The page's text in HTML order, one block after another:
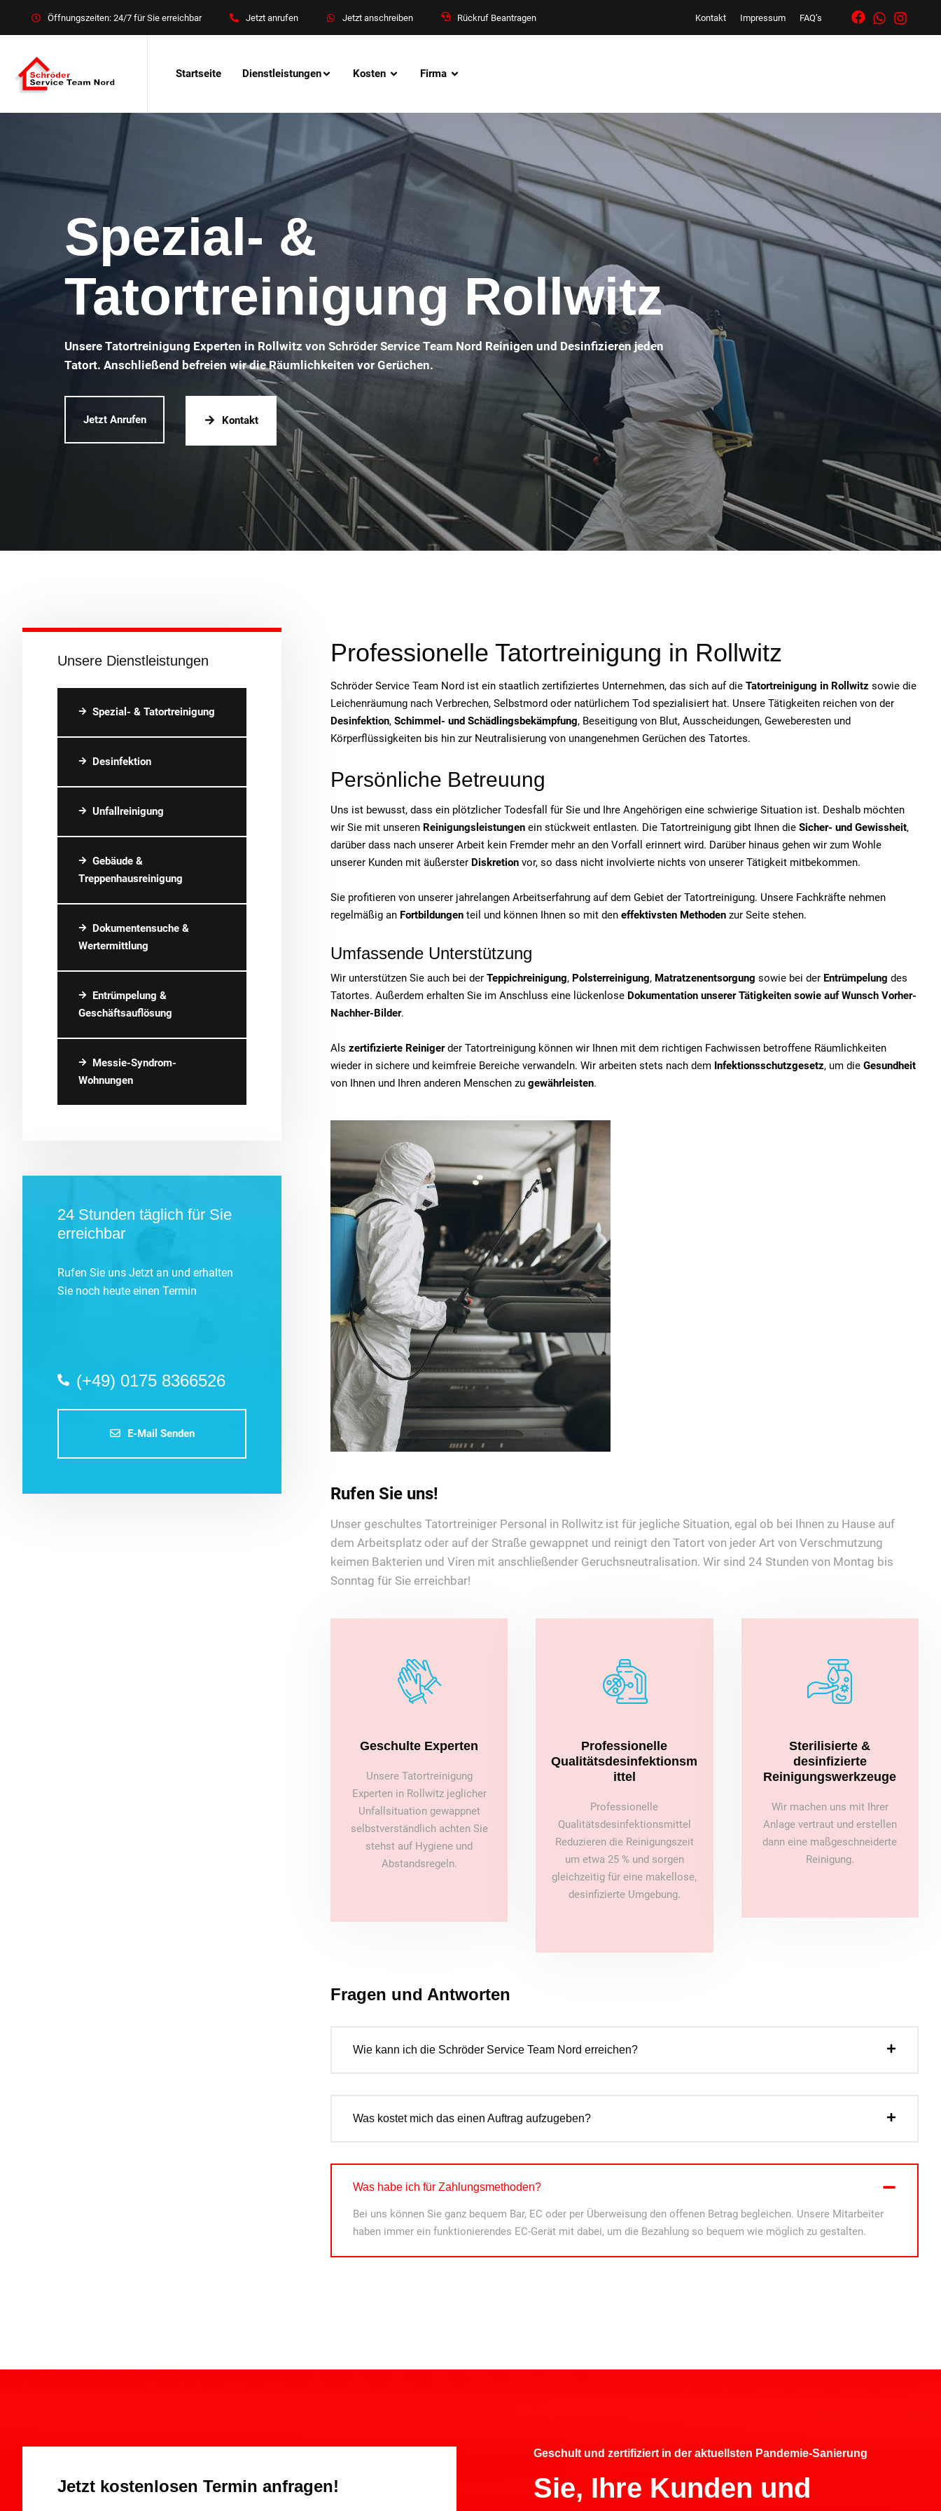
Öffnungszeiten: 24/7 für Sie erreichbar Jetzt anrufen Jetzt anschreiben Rückruf Beantragen Kontakt Impressum FAQ’s
Startseite Dienstleistungen Kosten Firma
Spezial- &
Tatortreinigung Rollwitz
Unsere Tatortreinigung Experten in Rollwitz von Schröder Service Team Nord Reinigen und Desinfizieren jeden
Tatort. Anschließend befreien wir die Räumlichkeiten vor Gerüchen.
Jetzt Anrufen Kontakt
Unsere Dienstleistungen
Spezial- & Tatortreinigung
Desinfektion
Unfallreinigung
Gebäude &
Treppenhausreinigung
Dokumentensuche &
Wertermittlung
Entrümpelung &
Geschäftsauflösung
Messie-Syndrom-
Wohnungen
24 Stunden täglich für Sie
erreichbar
Rufen Sie uns Jetzt an und erhalten
Sie noch heute einen Termin
(+49) 0175 8366526
E-Mail Senden
Professionelle Tatortreinigung in Rollwitz
Schröder Service Team Nord ist ein staatlich zertifiziertes Unternehmen, das sich auf die Tatortreinigung in Rollwitz sowie die
Leichenräumung nach Verbrechen, Selbstmord oder natürlichem Tod spezialisiert hat. Unsere Tätigkeiten reichen von der
Desinfektion, Schimmel- und Schädlingsbekämpfung, Beseitigung von Blut, Ausscheidungen, Geweberesten und
Körperflüssigkeiten bis hin zur Neutralisierung von unangenehmen Gerüchen des Tatortes.
Persönliche Betreuung
Uns ist bewusst, dass ein plötzlicher Todesfall für Sie und Ihre Angehörigen eine schwierige Situation ist. Deshalb möchten
wir Sie mit unseren Reinigungsleistungen ein stückweit entlasten. Die Tatortreinigung gibt Ihnen die Sicher- und Gewissheit,
darüber dass nach unserer Arbeit kein Fremder mehr an den Vorfall erinnert wird. Darüber hinaus gehen wir zum Wohle
unserer Kunden mit äußerster Diskretion vor, so dass nicht involvierte nichts von unserer Tätigkeit mitbekommen.
Sie profitieren von unserer jahrelangen Arbeitserfahrung auf dem Gebiet der Tatortreinigung. Unsere Fachkräfte nehmen
regelmäßig an Fortbildungen teil und können Ihnen so mit den effektivsten Methoden zur Seite stehen.
Umfassende Unterstützung
Wir unterstützen Sie auch bei der Teppichreinigung, Polsterreinigung, Matratzenentsorgung sowie bei der Entrümpelung des
Tatortes. Außerdem erhalten Sie im Anschluss eine lückenlose Dokumentation unserer Tätigkeiten sowie auf Wunsch Vorher-
Nachher-Bilder.
Als zertifizierte Reinigerder Tatortreinigung können wir Ihnen mit dem richtigen Fachwissen betroffene Räumlichkeiten
wieder in sichere und keimfreie Bereiche verwandeln. Wir arbeiten stets nach dem Infektionsschutzgesetz, um die Gesundheit
von Ihnen und Ihren anderen Menschen zu gewährleisten.
Rufen Sie uns!
Unser geschultes Tatortreiniger Personal in Rollwitz ist für jegliche Situation, egal ob bei Ihnen zu Hause auf
dem Arbeitsplatz oder auf der Straße gewappnet und reinigt den Tatort von jeder Art von Verschmutzung
keimen Bakterien und Viren mit anschließender Geruchsneutralisation. Wir sind 24 Stunden von Montag bis
Sonntag für Sie erreichbar!
Geschulte Experten
Unsere Tatortreinigung
Experten in Rollwitz jeglicher
Unfallsituation gewappnet
selbstverständlich achten Sie
stehst auf Hygiene und
Abstandsregeln.
Professionelle
Qualitätsdesinfektionsm
ittel
Professionelle
Qualitätsdesinfektionsmittel
Reduzieren die Reinigungszeit
um etwa 25 % und sorgen
gleichzeitig für eine makellose,
desinfizierte Umgebung.
Sterilisierte &
desinfizierte
Reinigungswerkzeuge
Wir machen uns mit Ihrer
Anlage vertraut und erstellen
dann eine maßgeschneiderte
Reinigung.
Fragen und Antworten
Wie kann ich die Schröder Service Team Nord erreichen?
Was kostet mich das einen Auftrag aufzugeben?
Was habe ich für Zahlungsmethoden?
Bei uns können Sie ganz bequem Bar, EC oder per Überweisung den offenen Betrag begleichen. Unsere Mitarbeiter
haben immer ein funktionierendes EC-Gerät mit dabei, um die Bezahlung so bequem wie möglich zu gestalten.
Jetzt kostenlosen Termin anfragen!
Geschult und zertifiziert in der aktuellsten Pandemie-Sanierung
Sie, Ihre Kunden und